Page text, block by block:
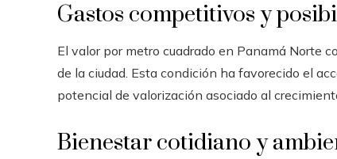
Gastos competitivos y
El valor por metro cuadrado en Panamá Norte
de la ciudad. Esta condición ha favorecido el
potencial de valorización asociado al
Bienestar cotidiano y